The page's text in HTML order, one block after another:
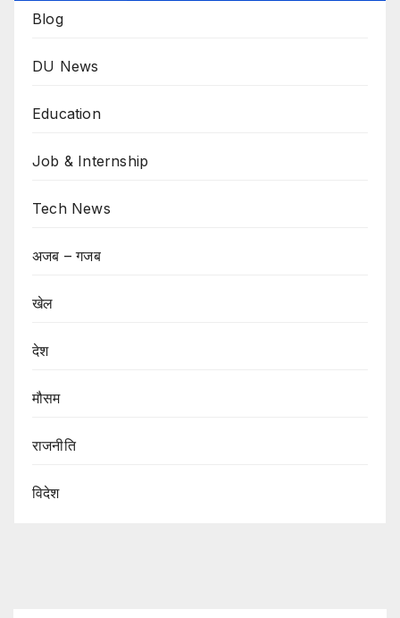
Blog
DU News
Education
Job & Internship
Tech News
अजब – गजब
खेल
देश
मौसम
राजनीति
विदेश